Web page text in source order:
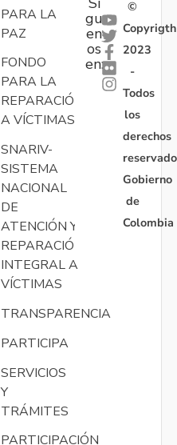
PARA LA
PAZ
FONDO
PARA LA
REPARACIÓN
A VÍCTIMAS
SNARIV-
SISTEMA
NACIONAL
DE
ATENCIÓN Y
REPARACIÓN
INTEGRAL A
VÍCTIMAS
TRANSPARENCIA
PARTICIPA
SERVICIOS
Y
TRÁMITES
PARTICIPACIÓN
gu
en
os
en:
©
Copyrigth
2023
-
Todos
los
derechos
Gobierno
de
Colombia